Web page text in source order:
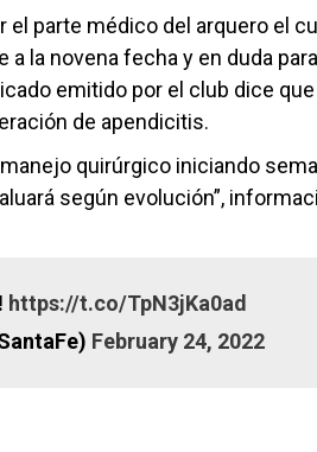
el parte médico del arquero el
la novena fecha y en duda
emitido por el club dice
de apendicitis.
quirúrgico iniciando
según evolución”,
https://t.co/TpN3jKa0ad
February 24, 2022